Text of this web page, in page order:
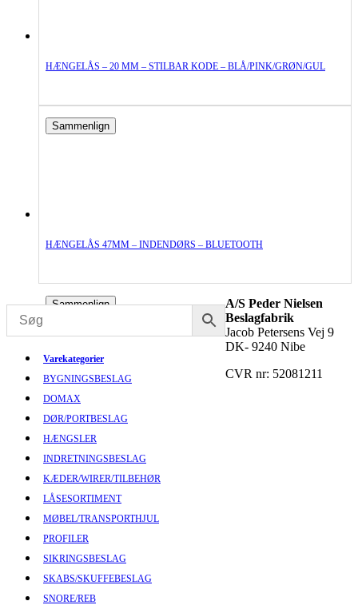
HÆNGELÅS – 20 MM – STILBAR KODE – BLÅ/PINK/GRØN/GUL
Sammenlign
HÆNGELÅS 47MM – INDENDØRS – BLUETOOTH
Sammenlign
Varekategorier
BYGNINGSBESLAG
DOMAX
DØR/PORTBESLAG
HÆNGSLER
INDRETNINGSBESLAG
KÆDER/WIRER/TILBEHØR
LÅSESORTIMENT
MØBEL/TRANSPORTHJUL
PROFILER
SIKRINGSBESLAG
SKABS/SKUFFEBESLAG
SNORE/REB
A/S Peder Nielsen
Beslagfabrik
Jacob Petersens Vej 9
DK- 9240 Nibe
CVR nr: 52081211